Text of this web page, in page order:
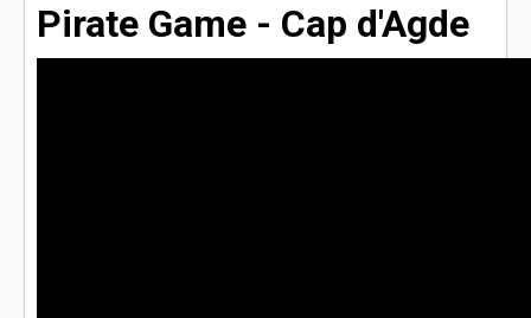
Pirate Game - Cap d'Agde